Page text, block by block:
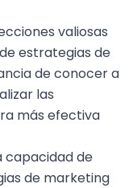
valiosas
estrategias de
de conocer a
las
más efectiva
capacidad de
de marketing